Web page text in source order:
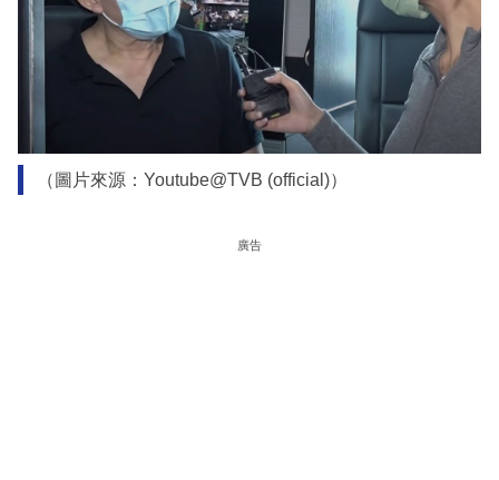
（圖片來源：Youtube@TVB (official)）
廣告